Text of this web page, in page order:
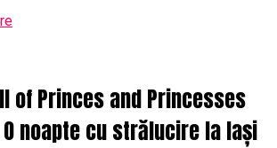
of Princes and Princesses
noapte cu strălucire la Iași